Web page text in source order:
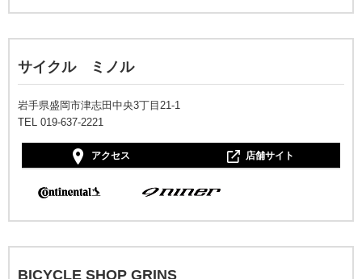
サイクル ミノル
岩手県盛岡市津志田中央3丁目21-1
TEL 019-637-2221
アクセス 店舗サイト
BICYCLE SHOP GRINS